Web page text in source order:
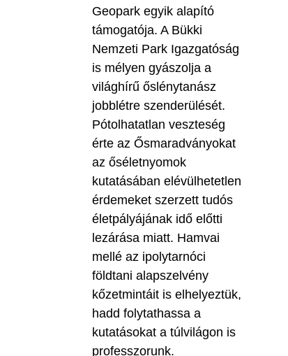
Geopark egyik alapító
támogatója. A Bükki
Nemzeti Park Igazgatóság
is mélyen gyászolja a
világhírű őslénytanász
jobblétre szenderülését.
Pótolhatatlan veszteség
érte az Ősmaradványokat
az őséletnyomok
kutatásában elévülhetetlen
érdemeket szerzett tudós
életpályájának idő előtti
lezárása miatt. Hamvai
mellé az ipolytarnóci
földtani alapszelvény
kőzetmintáit is elhelyeztük,
hadd folytathassa a
kutatásokat a túlvilágon is
professzorunk.